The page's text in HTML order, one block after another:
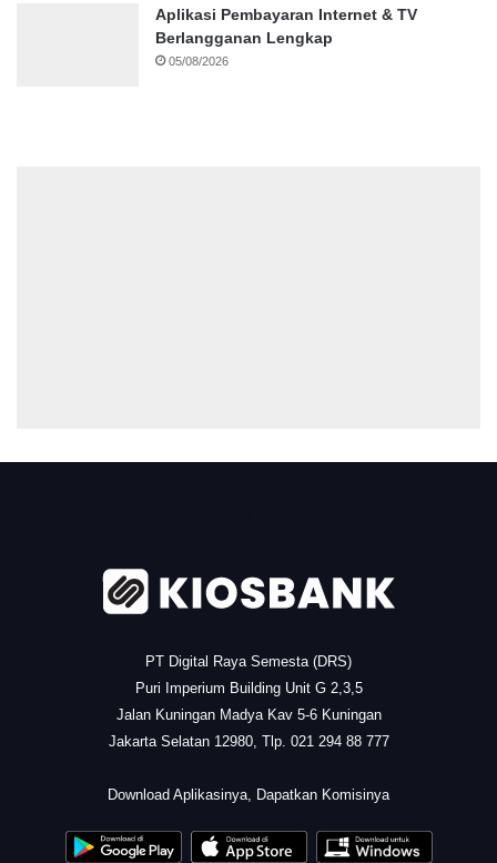
Aplikasi Pembayaran Internet & TV
Berlangganan Lengkap
05/08/2026
PT Digital Raya Semesta (DRS)
Puri Imperium Building Unit G 2,3,5
Jalan Kuningan Madya Kav 5-6 Kuningan
Jakarta Selatan 12980, Tlp. 021 294 88 777
Download Aplikasinya, Dapatkan Komisinya